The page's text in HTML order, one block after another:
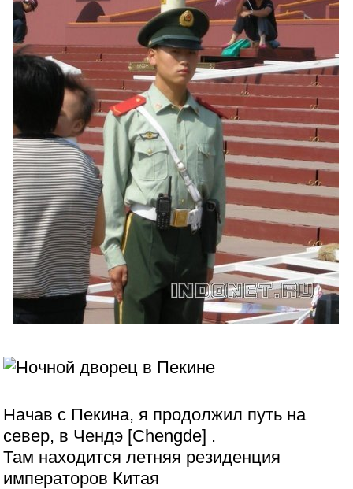
Начав с Пекина, я продолжил путь на
север, в Чендэ [Chengde] .
Там находится летняя резиденция
императоров Китая